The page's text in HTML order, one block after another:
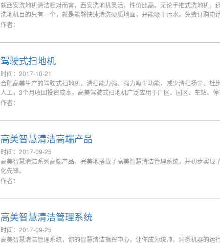
就西安洗地机清洁相对而言，西安洗地机灵活，性价比高。无论手推式洗地机，
洗地机目的只有一个，就是能够快速清洗硬质地面，并能吸干污水。免费订购电
作者：
驾驶式扫地机
时间：2017-10-21
合肥高美生产的驾驶式扫地机，清扫能力强、强力吸尘功能，减少清扫扬尘、杜
人工，3个月收回投资成本。高美驾驶式扫地机广泛应用于厂区、园区、车站、
0551-62588788。
作者：
高美智慧清洁高端产品
时间：2017-09-25
高美智慧清洁系列高端产品，完美地搭载了高美智慧清洁管理系统，并初步实
化先锋。
作者：
高美智慧清洁管理系统
时间：2017-09-25
高美智慧清洁管理系统，你的智慧清洁指挥中心，让你成为统帅，洞悉机器的运